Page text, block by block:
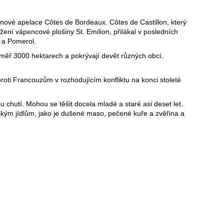
apelace Côtes de Bordeaux. Côtes de Castillon, který
vápencové plošiny St. Emilion, přilákal v posledních
Pomerol.
3000 hektarech a pokrývají devět různých obcí.
Francouzům v rozhodujícím konfliktu na konci stoleté
Mohou se těšit docela mladé a staré asi deset let.
jídlům, jako je dušené maso, pečené kuře a zvěřina a